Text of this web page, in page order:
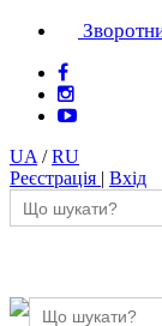
UA /RU
Реєстрація | Вхід